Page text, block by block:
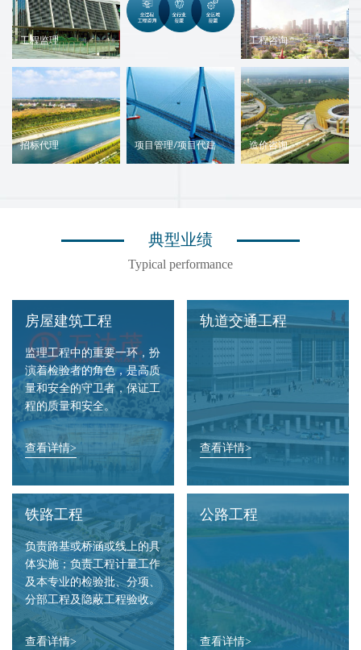
段的现场综合检
查、实测、数据采
的管理水平、质量
合格率、风险状
态，并针对性提出
改进建议
造、安装调试和试
运行进行监督和管
理
工程监理
具有相应的工程监
理资质，接受建设
单位的委托，承担
其项目管理工作，
并代表建设单位对
承建单位的建设行
工程咨询
为政府部门、项目
业主及其他各类客
户的工程建设项目
决策和管理提供咨
询活动的智力服
务，包括前期立项
等工作。
招标代理
授权办理招标事宜
项目管理/项目代建
运行等工作
造价咨询
典型业绩
Typical performance
房屋建筑工程
监理工程中的重要一环，扮
演着检验者的角色，是高质
量和安全的守卫者，保证工
程的质量和安全。
查看详情>
轨道交通工程
查看详情>
铁路工程
负责路基或桥涵或线上的具
体实施；负责工程计量工作
及本专业的检验批、分项、
分部工程及隐蔽工程验收。
查看详情>
公路工程
查看详情>